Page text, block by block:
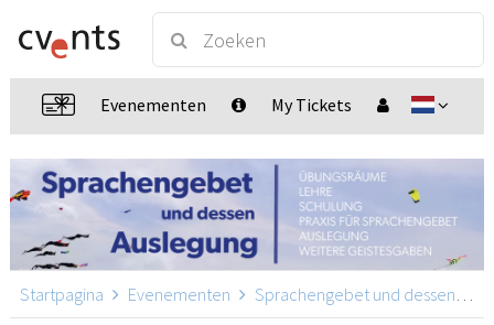
Evenementen My Tickets
Startpagina Evenementen Sprachengebet und dessen Auslegung